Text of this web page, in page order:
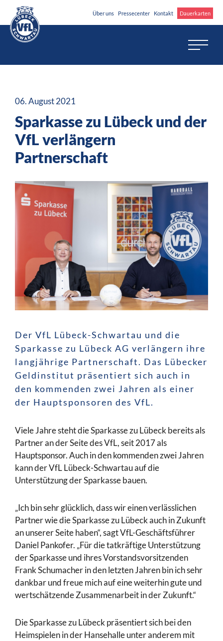
Über uns Pressecenter Kontakt Dauerkarten
06. August 2021
Sparkasse zu Lübeck und der
VfL verlängern
Partnerschaft
Der VfL Lübeck-Schwartau und die
Sparkasse zu Lübeck AG verlängern ihre
langjährige Partnerschaft. Das Lübecker
Geldinstitut präsentiert sich auch in
den kommenden zwei Jahren als einer
der Hauptsponsoren des VfL.
Viele Jahre steht die Sparkasse zu Lübeck bereits als
Partner an der Seite des VfL, seit 2017 als
Hauptsponsor. Auch in den kommenden zwei Jahren
kann der VfL Lübeck-Schwartau auf die
Unterstützung der Sparkasse bauen.
„Ich bin sehr glücklich, dass wir einen verlässlichen
Partner wie die Sparkasse zu Lübeck auch in Zukunft
an unserer Seite haben“, sagt VfL-Geschäftsführer
Daniel Pankofer. „Für die tatkräftige Unterstützung
der Sparkasse und ihres Vorstandsvorsitzenden
Frank Schumacher in den letzten Jahren bin ich sehr
dankbar und freue mich auf eine weiterhin gute und
wertschätzende Zusammenarbeit in der Zukunft.“
Die Sparkasse zu Lübeck präsentiert sich bei den
Heimspielen in der Hansehalle unter anderem mit